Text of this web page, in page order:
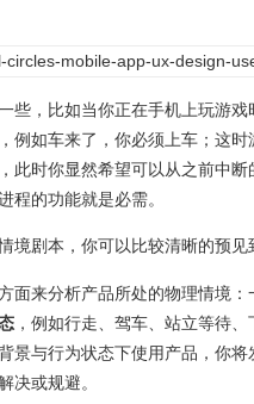
些，比如当你正在手机上玩游
例如车来了，你必须上车；这
此时你显然希望可以从之前中
程的功能就是必需。
境剧本，你可以比较清晰的预见
面来分析产品所处的物理情境：
，例如行走、驾车、站立等待
景与行为状态下使用产品，你
决或规避。